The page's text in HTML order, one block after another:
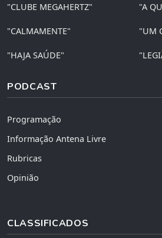
"CLUBE MEGAHERTZ" "A
"CALMAMENTE" "UM
"HAJA SAÚDE"
PODCAST
Programação
Informação Antena Livre
Rubricas
Opinião
CLASSIFICADOS